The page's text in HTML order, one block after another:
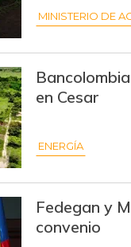
$ 1.597,00
$ 26.000,00
$ 8.275,00
MINISTERIO DE
en Cesar
ENERGÍA
Fedegan y
convenio